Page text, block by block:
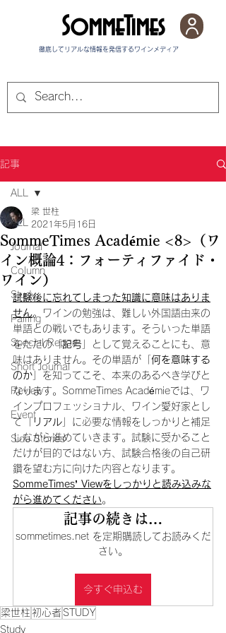
徹底してリアルな情報を発信する​ワインメディア
SommeTimes
記事
ALL
Journal
Column
Study
Pairing
Special Report
Short Journal
Review
Event
Side Stories
ALL
SommeTimes Académie <8>（ワ
イン概論4：フォーティファイド・
ワイン）
梁 世柱
2021年5月16日
試験後に忘れてしまった知識に意味はありま
せん。ワインの勉強は、難しい外国語由来の
単語との戦いでもあります。そういった単語
をただの「記号 」として覚えることにも、意
味はありません。その単語が「 何を意味する
のか 」を知ってこそ、本来のあるべき学びと
なります。SommeTimes Académieでは、ワ
インプロフェッショナル、ワイン愛好家とし
て「
リアル 」に必要な情報をしっかりと補足
しながら進めていきます。試験に受かること
だけが目的ではない方、試験合格後の自己研
鑽を望む方に向けた内容となります。
SommeTimes’ Viewをしっかりと読み込みな
がら進めてください。
記事の続きは…
sommetimes.net を定期購読してお読みくだ
さい。
今すぐ申込む
梁世柱 初心者 STUDY
Study